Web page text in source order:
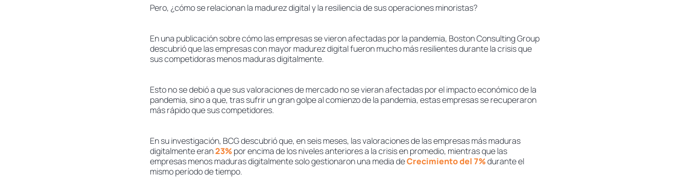
Pero, ¿cómo se relacionan la madurez digital y la resiliencia de sus operaciones minoristas?
En una publicación sobre cómo las empresas se vieron afectadas por la pandemia, Boston Consulting Group
descubrió que las empresas con mayor madurez digital fueron mucho más resilientes durante la crisis que
sus competidoras menos maduras digitalmente.
Esto no se debió a que sus valoraciones de mercado no se vieran afectadas por el impacto económico de la
pandemia, sino a que, tras sufrir un gran golpe al comienzo de la pandemia, estas empresas se recuperaron
más rápido que sus competidores.
En su investigación, BCG descubrió que, en seis meses, las valoraciones de las empresas más maduras
digitalmente eran23%por encima de los niveles anteriores a la crisis en promedio, mientras que las
empresas menos maduras digitalmente solo gestionaron una media deCrecimiento del 7%durante el
mismo período de tiempo.